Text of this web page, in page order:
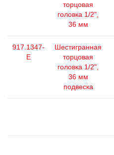
торцовая
головка 1/2",
36 мм
917.1347-
E
Шестигранная
торцовая
головка 1/2",
36 мм
подвеска